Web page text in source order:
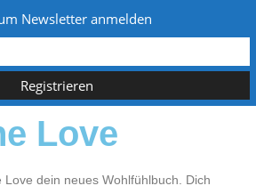
Love
Love dein neues Wohlfühlbuch. Dich
Newsletter anmelden